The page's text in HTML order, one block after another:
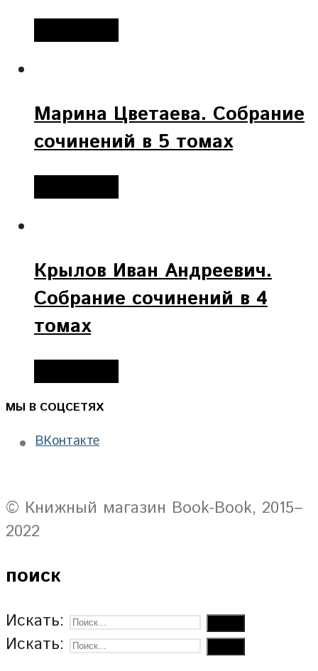
Марина Цветаева. Собрание
сочинений в 5 томах
Крылов Иван Андреевич.
Собрание сочинений в 4
томах
МЫ В СОЦСЕТЯХ
ВКонтакте
© Книжный магазин Book-Book, 2015–
2022
поиск
Искать:
Искать: